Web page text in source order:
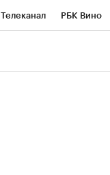
Телеканал РБК Вино